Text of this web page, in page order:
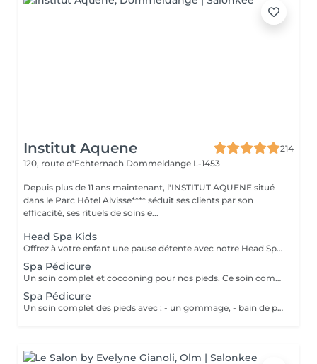
Institut Aquene
214
120, route d'Echternach Dommeldange L-1453
Depuis plus de 11 ans maintenant, l'INSTITUT AQUENE situé
dans le Parc Hôtel Alvisse**** séduit ses clients par son
efficacité, ses rituels de soins e...
Head Spa Kids
Offrez à votre enfant une pause détente avec notre Head Spa Kids, un soin de 30 min spécialement conçu pour les jeunes de 10 à 13 ans. Ce rituel doux et apaisant prend soin de leur cuir chevelu tout en leur offrant un moment de relaxation adapté à leur âge. Ce soin comprend - Nettoyage délicat: Un lavage doux adapté aux cheveux et cuir chevelu des enfants. - Massage relaxant: Une gestuelle apaisante pour favoriser la détente et stimuler la microcirculation. - Hydratation légère: des produits respectueux, spécialement choisis pour nourrir et protéger leurs cheveux. Un sèche cheveux et des brosses sont mis à sa disposition pour que votre enfant ne sorte pas avec la tête mouillée
Spa Pédicure
Un soin complet et cocooning pour nos pieds. Ce soin comprend: - Un gommage - Une pédicure afin de soigner les ongles et les callosités des pieds - un massage (plus long que dans nos simple prestations de pédicure)
Spa Pédicure
Un soin complet des pieds avec : - un gommage, - bain de pieds, - pédicure pour le soin des ongles et traitement des peaux - d'un massage des pieds.